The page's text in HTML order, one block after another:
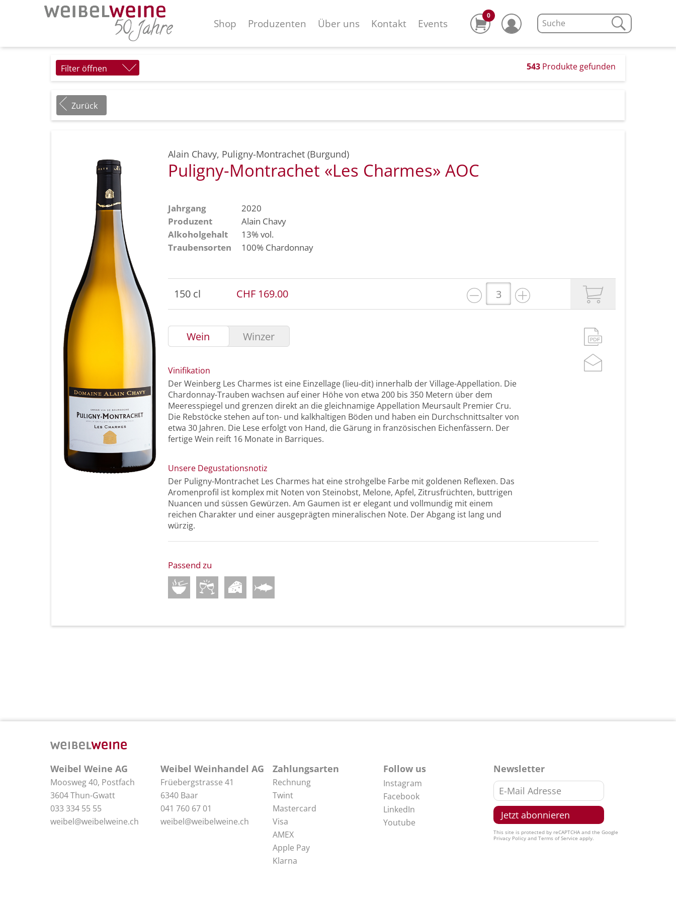
Shop Produzenten Über uns Kontakt Events
0
Filter öffnen 543 Produkte gefunden
Zurück
Alain Chavy, Puligny-Montrachet (Burgund)
Puligny-Montrachet «Les Charmes» AOC
Jahrgang
2020
Produzent
Alain Chavy
Alkoholgehalt
13% vol.
Traubensorten
100% Chardonnay
150 cl CHF 169.00
Wein Winzer
Vinifikation
Der Weinberg Les Charmes ist eine Einzellage (lieu-dit) innerhalb der Village-Appellation. Die
Chardonnay-Trauben wachsen auf einer Höhe von etwa 200 bis 350 Metern über dem
Meeresspiegel und grenzen direkt an die gleichnamige Appellation Meursault Premier Cru.
Die Rebstöcke stehen auf ton- und kalkhaltigen Böden und haben ein Durchschnittsalter von
etwa 30 Jahren. Die Lese erfolgt von Hand, die Gärung in französischen Eichenfässern. Der
fertige Wein reift 16 Monate in Barriques.
Unsere Degustationsnotiz
Der Puligny-Montrachet Les Charmes hat eine strohgelbe Farbe mit goldenen Reflexen. Das
Aromenprofil ist komplex mit Noten von Steinobst, Melone, Apfel, Zitrusfrüchten, buttrigen
Nuancen und süssen Gewürzen. Am Gaumen ist er elegant und vollmundig mit einem
reichen Charakter und einer ausgeprägten mineralischen Note. Der Abgang ist lang und
würzig.
Passend zu
Weibel Weine AG
Moosweg 40, Postfach
3604 Thun-Gwatt
033 334 55 55
weibel@weibelweine.ch
Weibel Weinhandel AG
Früebergstrasse 41
6340 Baar
041 760 67 01
weibel@weibelweine.ch
Zahlungsarten
Rechnung
Twint
Mastercard
Visa
AMEX
Apple Pay
Klarna
Follow us
Instagram
Facebook
LinkedIn
Youtube
Newsletter
This site is protected by reCAPTCHA and the Google
Privacy Policyand Terms of Service apply.